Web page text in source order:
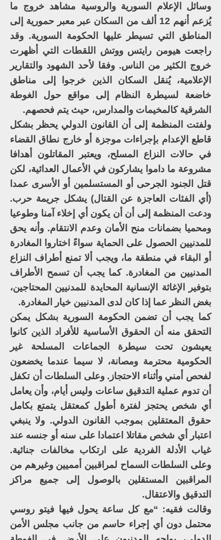
وسائل الإعلام السورية والروسية مشاهد خروج ما
يُزعم أنهم 12 ألف من السكان عبر معبر حمورية إلى
المناطق التي تسيطر عليها الحكومة السورية. وقد
راجعت هيومن رايتس ووتش اللقطات التي أظهرت
خروج الكثير من الناس. وفقا لأحد الشهود والتقارير
الإعلامية، يُنقل السكان الذين خرجوا إلى مناطق
خاضعة لسيطرة النظام إلى مواقع حول الغوطة
الشرقية كالمخيمات والمدارس، حيث يتم فحصهم.
ولفتت المنظمة إلى أن القانون الدولي يحظر بشكل
قاطع الإعدام بإجراءات موجزة أو خارج نطاق القضاء
في حالات النزاع المسلح، ويعتبر المقاتلون أهدافا
مشروعة ما داموا يشاركون في الأعمال العدائية، لكن
قتل الجنود الجرحى أو المستسلمين أو الأسرى عمدا
(أي الفئات العاجزة عن القتال) يشكل جريمة حرب.
ودعت المنظمة إلى أن أن يكون أي إخلاء آمنا وطوعيا
ومحميا بضمانات منح الأمان وعدم الانتقام. وأنه يحق
للمدنيين الحصول على الحماية سواءً اختاروا المغادرة
أو البقاء في منطقة ما، ويجب ألا تمنع أطراف النزاع
المدنيين من المغادرة. كما يجب أن تسمح الأطراف
بتوفير الإغاثة الإنسانية المحايدة للمدنيين المحتاجين،
بغض النظر عما إذا كان لدى المدنيين خيار المغادرة.
كما يجب أن تضمن الحكومة السورية بشكل يمكن
التحقق منه أن الحقوق الأساسية للأفراد الذين كانوا
يعيشون تحت سيطرة الجماعات المسلحة غير
الحكومية محترمة ومصانة، لا سيما عندما يخضعون
لفحص أمني وأثناء الاحتجاز. وعلى السلطات أن تكفل
أن تدوم عملية التدقيق ساعات وليس أيام، وأن يعامل
أي شخص يحتجز لفترة أطول كمعتقل يتمتع بكامل
حقوق المعتقلين بموجب القانون الدولي. ولا ينبغي
اعتبار أي شخص مقاتلا اعتمادا على سنه أو جنسه عند
غياب الأدلة الفردية على ارتكاب مخالفات جنائية.
وعلى السلطات السماح لمراقبين أمميين وغيرهم من
المراقبين المستقلين بالوصول إلى جميع مراكز
التدقيق والاعتقال.
وقالت فقيه: “مع كل ساعة يحول فيها فيتو روسي
محتمل دون أي إجراء حاسم من جانب مجلس الأمن